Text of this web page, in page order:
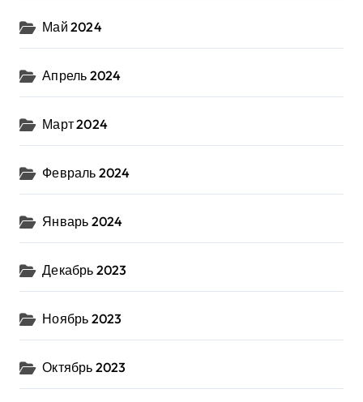
Май 2024
Апрель 2024
Март 2024
Февраль 2024
Январь 2024
Декабрь 2023
Ноябрь 2023
Октябрь 2023